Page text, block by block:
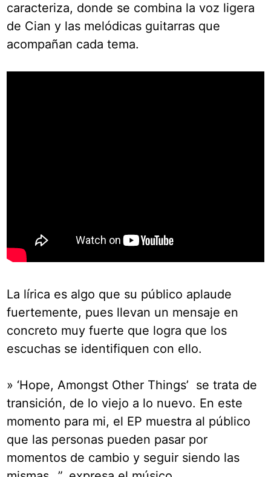
caracteriza, donde se combina la voz ligera
de Cian y las melódicas guitarras que
acompañan cada tema.
La lírica es algo que su público aplaude
fuertemente, pues llevan un mensaje en
concreto muy fuerte que logra que los
escuchas se identifiquen con ello.
» ‘Hope, Amongst Other Things’ se trata de
transición, de lo viejo a lo nuevo. En este
momento para mi, el EP muestra al público
que las personas pueden pasar por
momentos de cambio y seguir siendo las